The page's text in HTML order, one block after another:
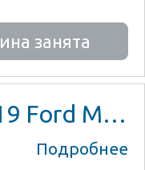
занята
Ford Mustang
Подробнее